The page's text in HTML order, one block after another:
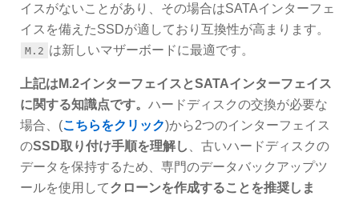
イスがないことがあり、その場合はSATAインターフェ
イスを備えたSSDが適しており互換性が高まります。
M.2 は新しいマザーボードに最適です。
上記はM.2インターフェイスとSATAインターフェイス
に関する知識点です。 ハードディスクの交換が必要な
場合、(こちらをクリック)から2つのインターフェイス
のSSD取り付け手順を理解し
、古いハードディスクの
データを保持するため、専門のデータバックアップツ
ールを使用してクローンを作成することを推奨しま